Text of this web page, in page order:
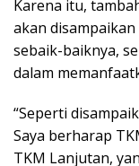
Karena itu,
akan
sebaik-baiknya,
dalam
“Seperti
Saya berharap
TKM Lanjutan,